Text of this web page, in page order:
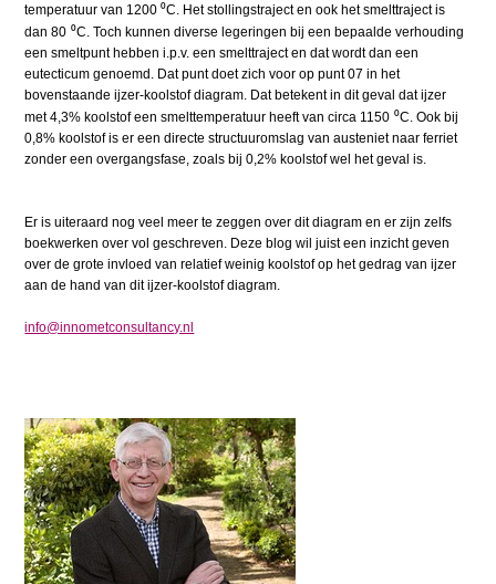
temperatuur van 1200⁰C. Het stollingstraject en ook het smelttraject is
dan 80 ⁰C. Toch kunnen diverse legeringen bij een bepaalde verhouding
een smeltpunt hebben i.p.v. een smelttraject en dat wordt dan een
eutecticum genoemd. Dat punt doet zich voor op punt 07 in het
bovenstaande ijzer-koolstof diagram. Dat betekent in dit geval dat ijzer
met 4,3% koolstof een smelttemperatuur heeft van circa 1150 ⁰C. Ook bij
0,8% koolstof is er een directe structuuromslag van austeniet naar ferriet
zonder een overgangsfase, zoals bij 0,2% koolstof wel het geval is.
Er is uiteraard nog veel meer te zeggen over dit diagram en er zijn zelfs
boekwerken over vol geschreven. Deze blog wil juist een inzicht geven
over de grote invloed van relatief weinig koolstof op het gedrag van ijzer
aan de hand van dit ijzer-koolstof diagram.
info@innometconsultancy.nl